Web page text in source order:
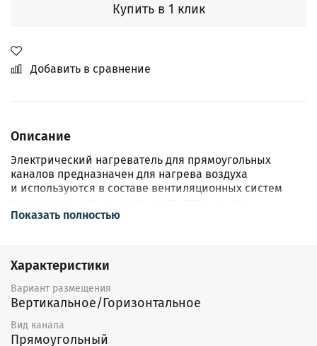
Купить в 1 клик
Добавить в сравнение
Описание
Электрический нагреватель для прямоугольных
каналов предназначен для нагрева воздуха
и используются в составе вентиляционных систем
типоразмера.
Корпус воздухонагревателя выполнен
из оцинкованной листовой стали, а нагревательный
элемент — из нержавеющей стали.
Воздухонагреватель оснащен двухступенчатой
защитой от перегрева. Воздухонагреватель
не оснащен встроенным регулятором температуры
Показать полностью
Характеристики
Вариант размещения
Вертикальное/Горизонтальное
Вид канала
Прямоугольный